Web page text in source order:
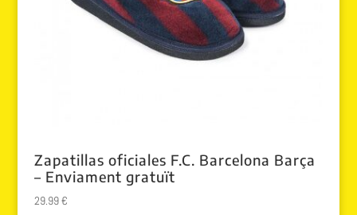
Zapatillas oficiales F.C. Barcelona Barça
– Enviament gratuït
29.99€